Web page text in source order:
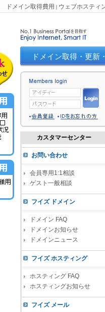
ドメイン取得費用 | ウェブホスティ
ドメイン取得・更新
カスタマーセンター
お問い合わせ
会員専用1:1相談
ゲスト一般相談
フイズ ドメイン
ドメイン FAQ
ドメインお知らせ
ドメインニュース
フイズ ホスティング
ホスティング FAQ
ホスティングお知らせ
フイズ メール